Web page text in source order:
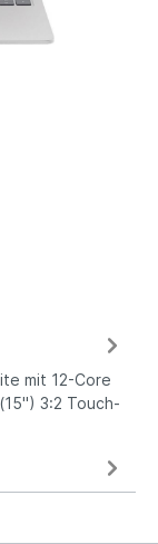
mit 12-Core
3:2 Touch-